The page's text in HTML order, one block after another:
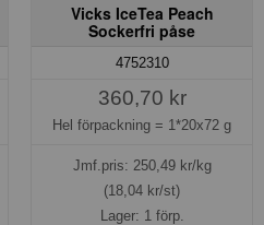
Vicks IceTea Peach
Sockerfri påse
4752310
360,70 kr
Hel förpackning = 1*20x72 g
Jmf.pris: 250,49kr/kg
(18,04 kr/st)
Lager: 1 förp.